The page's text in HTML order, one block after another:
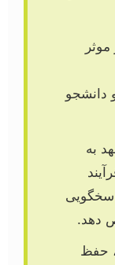
دانشجو
به
دهد.
حفظ